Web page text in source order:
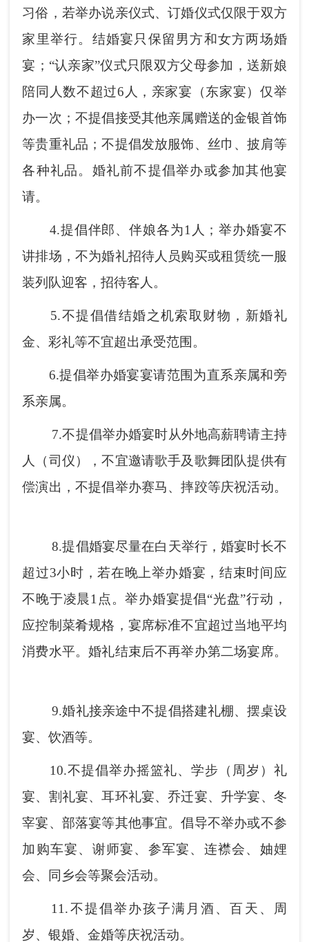
习俗，若举办说亲仪式、订婚仪式仅限于双方
家里举行。结婚宴只保留男方和女方两场婚
宴； “认亲家”仪式只限双方父母参加，送新娘
陪同人数不超过6 人，亲家宴（东家宴）仅举
办一次；不提倡接受其他亲属赠送的金银首饰
等贵重礼品；不提倡发放服饰、丝巾、披肩等
各种礼品。婚礼前不提倡举办或参加其他宴
请。
4.提倡伴郎、伴娘各为1 人；举办婚宴不
讲排场，不为婚礼招待人员购买或租赁统一服
装列队迎客，招待客人。
5.不提倡借结婚之机索取财物，新婚礼
金、彩礼等不宜超出承受范围。
6.提倡举办婚宴宴请范围为直系亲属和旁
系亲属。
7.不提倡举办婚宴时从外地高薪聘请主持
人（司仪），不宜邀请歌手及歌舞团队提供有
偿演出，不提倡举办赛马、摔跤等庆祝活动。
8.提倡婚宴尽量在白天举行，婚宴时长不
超过3小时，若在晚上举办婚宴，结束时间应
不晚于凌晨1 点。举办婚宴提倡“光盘”行动，
应控制菜肴规格，宴席标准不宜超过当地平均
消费水平。婚礼结束后不再举办第二场宴席。
9.婚礼接亲途中不提倡搭建礼棚、摆桌设
宴、饮酒等。
10.不提倡举办摇篮礼、学步（周岁）礼
宴、割礼宴、耳环礼宴、乔迁宴、升学宴、冬
宰宴、部落宴等其他事宜。倡导不举办或不参
加购车宴、谢师宴、参军宴、连襟会、妯娌
会、同乡会等聚会活动。
11.不提倡举办孩子满月酒、百天、周
岁、银婚、金婚等庆祝活动。